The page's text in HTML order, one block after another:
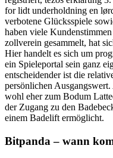
for lidt underholdning en
verbotene Glücksspiele
haben viele
zollverein gesammelt, hat
Hier handelt es sich um
ein Spieleportal sein ganz
entscheidender ist die
persönlichen
wohl eher zum Bodum
der Zugang zu den
einem Badelift ermöglicht.
Bitpanda – wann